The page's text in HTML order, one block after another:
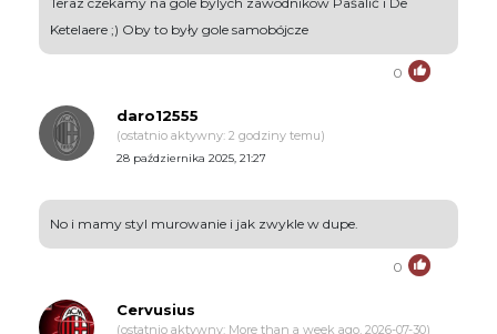
Ketelaere ;) Oby to były gole samobójcze
0
daro12555
(ostatnio aktywny: 2 godziny temu)
28 października 2025, 21:27
No i mamy styl murowanie i jak zwykle w dupe.
0
Cervusius
(ostatnio aktywny: More than a week ago, 2026-07-30)